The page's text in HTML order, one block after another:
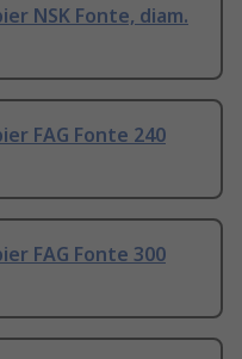
NSK Fonte, diam.
FAG Fonte 240
FAG Fonte 300